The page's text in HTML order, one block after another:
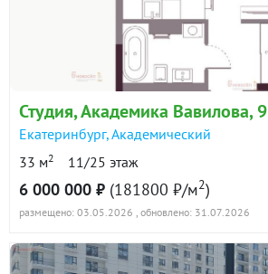
Студия, Академика Вавилова, 9
Екатеринбург,Академический
33 м2 11/25 этаж
6 000 000 ₽ (181800 ₽/м2)
размещено: 03.05.2026 , обновлено: 31.07.2026